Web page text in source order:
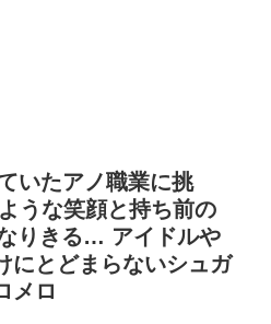
いたアノ職業に挑
うな笑顔と持ち前の
りきる… アイドルや
にとどまらないシュガ
メロ